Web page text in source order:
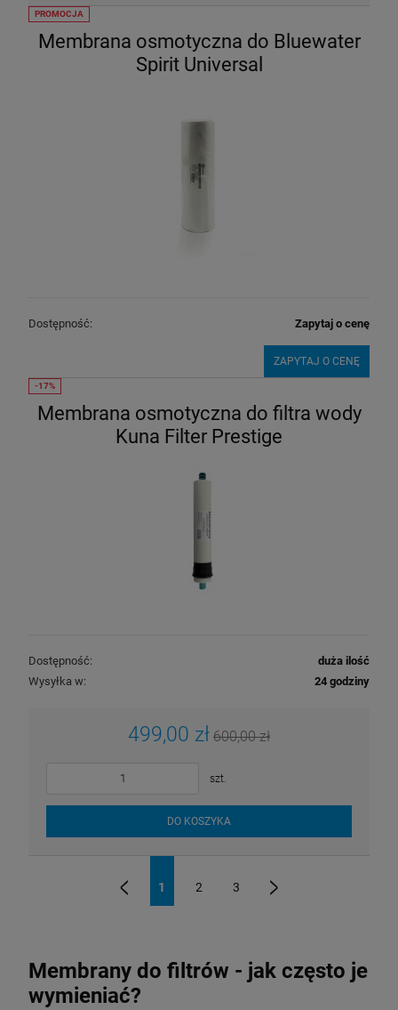
Membrana osmotyczna do Bluewater
Spirit Universal
Dostępność: Zapytaj o cenę
ZAPYTAJ O CENĘ
PROMOCJA
Membrana osmotyczna do filtra wody
Kuna Filter Prestige
Dostępność:
duża ilość
Wysyłka w:
24 godziny
499,00 zł 600,00 zł
szt.
DO KOSZYKA
1 2 3
Membrany do filtrów - jak często je
wymieniać?